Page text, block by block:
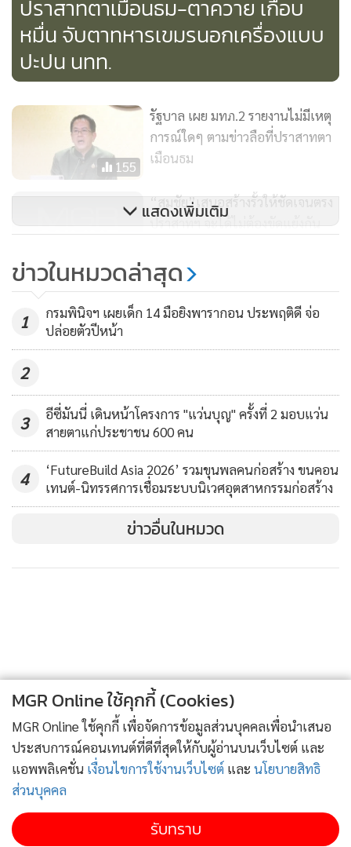
ปราสาทตาเมือนธม-ตาควาย เกือบ
หมื่น จับตาทหารเขมรนอกเครื่องแบบ
ปะปน นทท.
155
รัฐบาล เผย มทภ.2 รายงานไม่มีเหตุ
การณ์ใดๆ ตามข่าวลือที่ปราสาทตา
เมือนธม
“สมชัย”เสนอสร้างรั้วให้ชัดเจนตรง
ปราสาทฯ จะได้ไม่ต้องขัดแย้งกัน
8,320
เกือบบานปลาย หญิงเขมรตะโกนไล่
ทหารไทย ทำทหารกัมพูชานับสิบบุก
วุ่น
แสดงเพิ่มเติม
ข่าวในหมวดล่าสุด
1
กรมพินิจฯ เผยเด็ก 14 มือยิงพารากอน ประพฤติดี จ่อ
ปล่อยตัวปีหน้า
2
3
อีซี่มันนี่ เดินหน้าโครงการ "แว่นบุญ" ครั้งที่ 2 มอบแว่น
สายตาแก่ประชาชน 600 คน
4
‘FutureBuild Asia 2026’ รวมขุนพลคนก่อสร้าง ขนคอน
เทนต์-นิทรรศการเชื่อมระบบนิเวศอุตสาหกรรมก่อสร้าง
ข่าวอื่นในหมวด
MGR Online ใช้คุกกี้ (Cookies)
MGR Online ใช้คุกกี้ เพื่อจัดการข้อมูลส่วนบุคคลเพื่อนำเสนอ
ประสบการณ์คอนเทนต์ที่ดีที่สุดให้กับผู้อ่านบนเว็บไซต์ และ
แอพพลิเคชั่น เงื่อนไขการใช้งานเว็บไซต์ และ นโยบายสิทธิ
ส่วนบุคคล
รับทราบ